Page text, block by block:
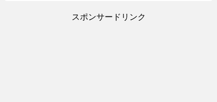
スポンサードリンク